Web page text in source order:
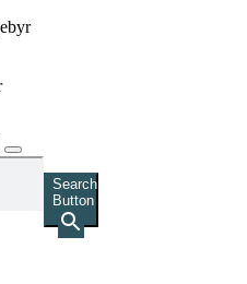
Search
Button